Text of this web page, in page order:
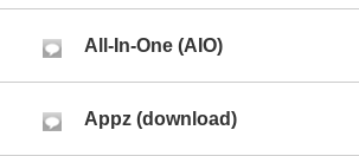
All-In-One (AIO)
Appz (download)